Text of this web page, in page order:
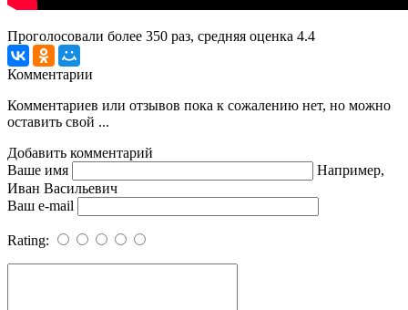
Проголосовали более 350 раз, средняя оценка 4.4
Комментарии
Комментариев или отзывов пока к сожалению нет, но можно
оставить свой ...
Добавить комментарий
Ваше имя
Например,
Иван Васильевич
Ваш e-mail
Rating: